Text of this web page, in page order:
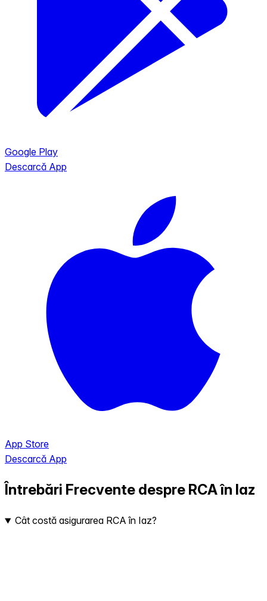
Google Play
Descarcă App
App Store
Descarcă App
Întrebări Frecvente despre RCA în Iaz
Cât costă asigurarea RCA în Iaz?